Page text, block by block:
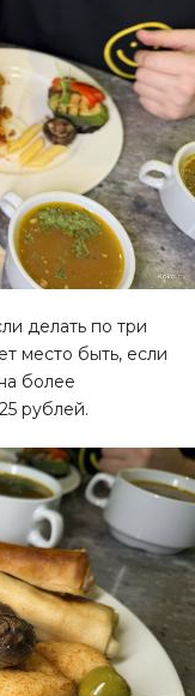
делать по три
место быть, если
более
рублей.